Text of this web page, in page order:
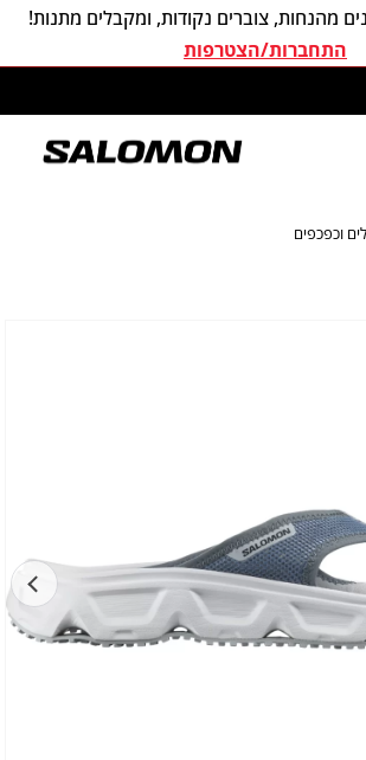
מהנחות, צוברים נקודות, ומקבלים מתנות!
התחברות/הצטרפות
וכפכפים